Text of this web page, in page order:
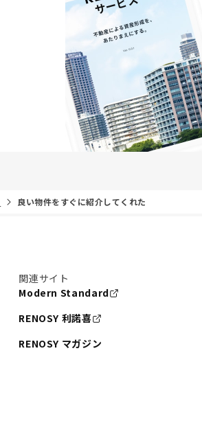
良い物件をすぐに紹介してくれた
関連サイト
Modern Standard
RENOSY 利諾喜
RENOSY マガジン